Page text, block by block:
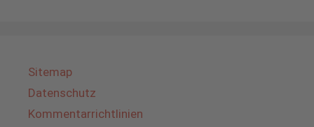
Sitemap
Datenschutz
Kommentarrichtlinien